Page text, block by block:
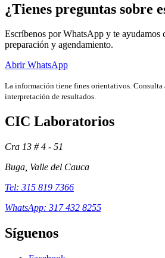
Exámenes
¿Tienes preguntas sobre
Escríbenos por WhatsApp y te ayudamos
preparación y agendamiento.
Abrir WhatsApp
La información tiene fines orientativos. Consulta
interpretación de resultados.
CIC Laboratorios
Cra 13 # 4 - 51
Buga, Valle del Cauca
Tel: 315 819 7366
WhatsApp: 317 432 8255
Síguenos